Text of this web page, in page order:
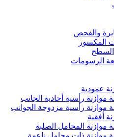
والفحص
المكسور
السطح
الرسومات
عمودية
موازنة رأسية أحادية الجانب
موازنة رأسية مزدوجة الجوانب
أفقية
موازنة المحامل الصلبة
موازنة ذات محامل ناعمة